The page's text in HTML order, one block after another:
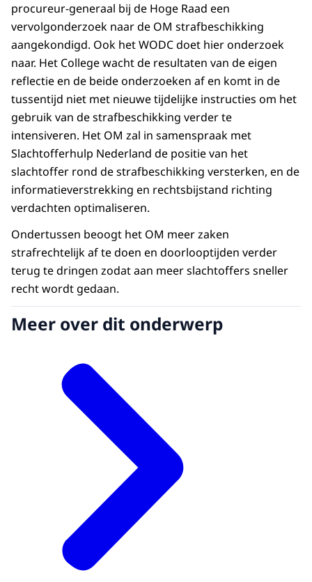
procureur-generaal bij de Hoge Raad een
vervolgonderzoek naar de OM strafbeschikking
aangekondigd. Ook het WODC doet hier onderzoek
naar. Het College wacht de resultaten van de eigen
reflectie en de beide onderzoeken af en komt in de
tussentijd niet met nieuwe tijdelijke instructies om het
gebruik van de strafbeschikking verder te
intensiveren. Het OM zal in samenspraak met
Slachtofferhulp Nederland de positie van het
slachtoffer rond de strafbeschikking versterken, en de
informatieverstrekking en rechtsbijstand richting
verdachten optimaliseren.
Ondertussen beoogt het OM meer zaken
strafrechtelijk af te doen en doorlooptijden verder
terug te dringen zodat aan meer slachtoffers sneller
recht wordt gedaan.
Meer over dit onderwerp